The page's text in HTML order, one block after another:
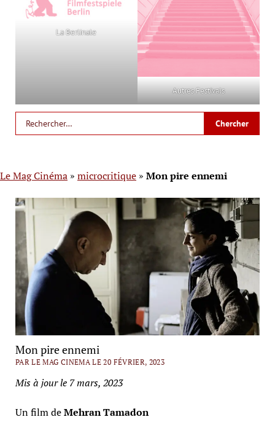
La Berlinale
Autres Festivals
Le Mag Cinéma » microcritique » Mon pire ennemi
Mon pire ennemi
PAR LE MAG CINEMA LE 20 FÉVRIER, 2023
Mis à jour le 7 mars, 2023
Un film deMehran Tamadon